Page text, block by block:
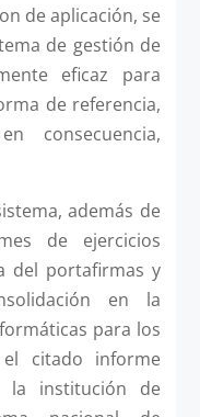
de aplicación, se
de gestión de
eficaz para
de referencia,
consecuencia,
además de
de ejercicios
del portafirmas y
en la
para los
citado informe
la institución de